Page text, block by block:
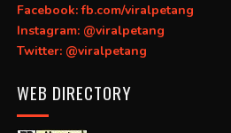
Facebook: fb.com/viralpetang
Instagram: @viralpetang
Twitter: @viralpetang
WEB DIRECTORY